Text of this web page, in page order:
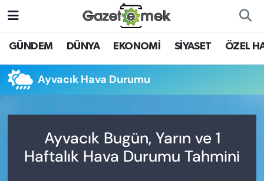
GÜNDEM DÜNYA EKONOMİ SİYASET ÖZEL
Ayvacık Hava Durumu
Ayvacık Bugün, Yarın ve 1
Haftalık Hava Durumu Tahmini
DÜNYA
EKONOMİ
YENİ MEDYADA EMEK
GAZETECİLİĞİNİ GELİŞTİRMEK
Nöbetçi Eczaneler
Hava Durumu
Trafik Durumu
Süper Lig Puan Durumu ve Fikstür